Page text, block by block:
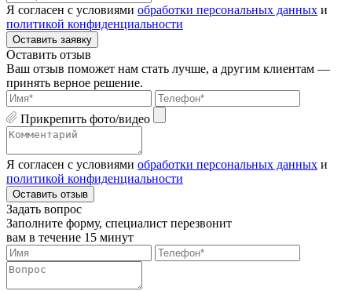
Я согласен с условиями обработки персональных данных и
политикой конфиденциальности
Оставить заявку
Оставить отзыв
Ваш отзыв поможет нам стать лучше, а другим клиентам —
принять верное решение.
Прикрепить фото/видео
Я согласен с условиями обработки персональных данных и
политикой конфиденциальности
Оставить отзыв
Задать вопрос
Заполните форму, специалист перезвонит
вам в течение 15 минут